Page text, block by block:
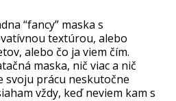
“fancy” maska s
textúrou, alebo
alebo čo ja viem čím.
maska, nič viac a nič
svoju prácu neskutočne
vždy, keď neviem kam s